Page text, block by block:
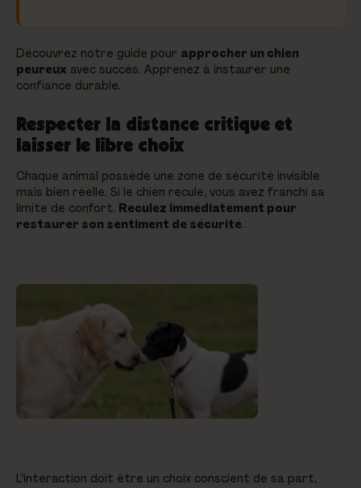
Découvrez notre guide pour approcher un chien
peureux avec succès. Apprenez à instaurer une
confiance durable.
Respecter la distance critique et
laisser le libre choix
Chaque animal possède une zone de sécurité invisible
mais bien réelle. Si le chien recule, vous avez franchi sa
limite de confort. Reculez immédiatement pour
restaurer son sentiment de sécurité.
L'interaction doit être un choix conscient de sa part,